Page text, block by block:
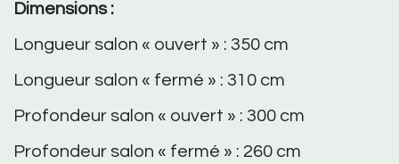
Dimensions :
Longueur salon « ouvert » : 350 cm
Longueur salon « fermé » : 310 cm
Profondeur salon « ouvert » : 300 cm
Profondeur salon « fermé » : 260 cm